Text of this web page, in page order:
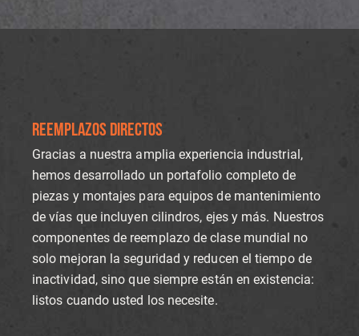
REEMPLAZOS DIRECTOS
Gracias a nuestra amplia experiencia industrial,
hemos desarrollado un portafolio completo de
piezas y montajes para equipos de mantenimiento
de vías que incluyen cilindros, ejes y más. Nuestros
componentes de reemplazo de clase mundial no
solo mejoran la seguridad y reducen el tiempo de
inactividad, sino que siempre están en existencia:
listos cuando usted los necesite.